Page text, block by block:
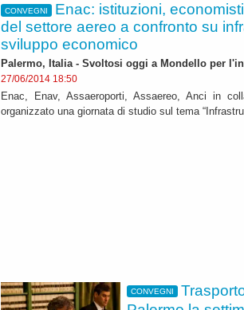
CONVEGNI
Enac: istituzioni,
del settore aereo a confronto su
sviluppo economico
Palermo, Italia - Svoltosi oggi a Mondello per
27/06/2014 18:50
Enac, Enav, Assaeroporti, Assaereo, Anci in
organizzato una giornata di studio sul tema
CONVEGNI